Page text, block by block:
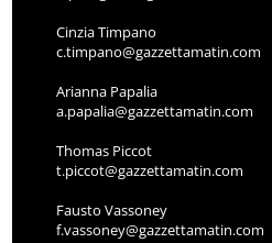
Cinzia Timpano
c.timpano@gazzettamatin.com
Arianna Papalia
a.papalia@gazzettamatin.com
Thomas Piccot
t.piccot@gazzettamatin.com
Fausto Vassoney
f.vassoney@gazzettamatin.com